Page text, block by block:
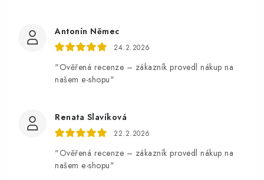
Antonín Němec
24.2.2026
"Ověřená recenze – zákazník provedl nákup na
našem e-shopu"
Renata Slavíková
22.2.2026
"Ověřená recenze – zákazník provedl nákup na
našem e-shopu"